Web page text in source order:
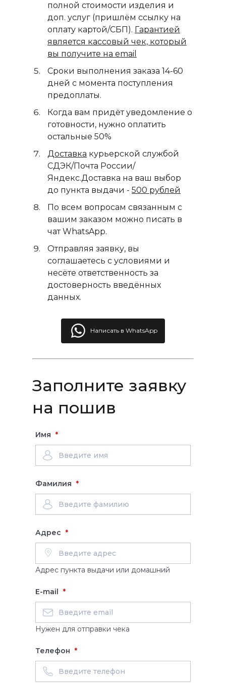
полной стоимости изделия и
доп. услуг (пришлём ссылку на
оплату картой/СБП). Гарантией
является кассовый чек, который
вы получите на email
Сроки выполнения заказа 14-60
дней с момента поступления
предоплаты.
Когда вам придёт уведомление о
готовности, нужно оплатить
остальные 50%
Доставка курьерской службой
СДЭК/Почта России/
Яндекс.Доставка на ваш выбор
до пункта выдачи - 500 рублей
По всем вопросам связанным с
вашим заказом можно писать в
чат WhatsApp.
Отправляя заявку, вы
соглашаетесь с условиями и
несёте ответственность за
достоверность введённых
данных.
Написать в WhatsApp
Заполните заявку
на пошив
Имя
Фамилия
Адрес
Адрес пункта выдачи или домашний
E-mail
Нужен для отправки чека
Телефон